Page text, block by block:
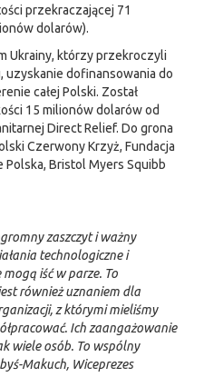
przekraczającej 71
dolarów).
Ukrainy, którzy przekroczyli
uzyskanie dofinansowania do
całej Polski. Został
15 milionów dolarów od
Direct Relief. Do grona
Czerwony Krzyż, Fundacja
Polska, Bristol Myers Squibb
zaszczyt i ważny
technologiczne i
iść w parze. To
również uznaniem dla
z którymi mieliśmy
Ich zaangażowanie
wiele osób. To wspólny
Makuch, Wiceprezes